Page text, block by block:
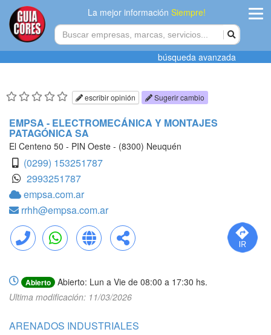
La mejor informaciónSiempre!
Agregar
Contactenos
búsqueda avanzada
escribir opinión Sugerir cambio
EMPSA - ELECTROMECÁNICA Y MONTAJES
PATAGÓNICA SA
El Centeno 50 - PIN Oeste - (8300) Neuquén
(0299) 153251787
2993251787
empsa.com.ar
rrhh@empsa.com.ar
Llamar WhatsApp Web Compartir
Abierto
Abierto: Lun a Vie de 08:00 a 17:30 hs.
Ultima modificación: 11/03/2026
ARENADOS INDUSTRIALES